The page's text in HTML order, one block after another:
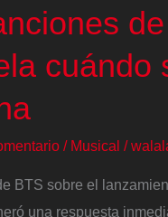
cuándo
/ Musical /
BTS sobre el
una respuesta